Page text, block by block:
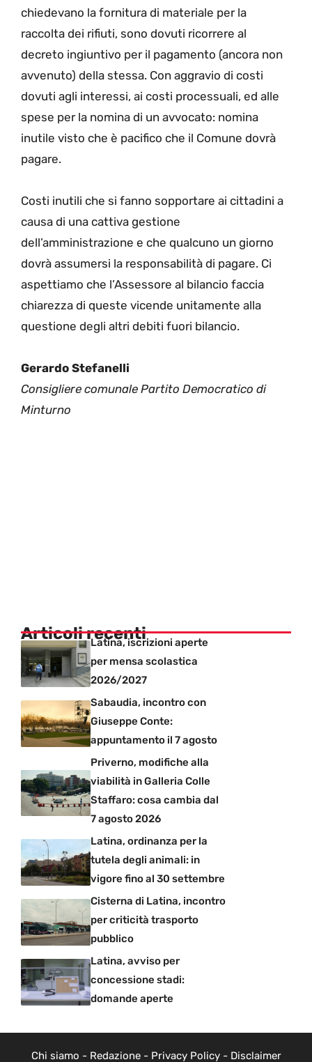
chiedevano la fornitura di materiale per la
raccolta dei rifiuti, sono dovuti ricorrere al
decreto ingiuntivo per il pagamento (ancora non
avvenuto) della stessa. Con aggravio di costi
dovuti agli interessi, ai costi processuali, ed alle
spese per la nomina di un avvocato: nomina
inutile visto che è pacifico che il Comune dovrà
pagare.
Costi inutili che si fanno sopportare ai cittadini a
causa di una cattiva gestione
dell’amministrazione e che qualcuno un giorno
dovrà assumersi la responsabilità di pagare. Ci
aspettiamo che l’Assessore al bilancio faccia
chiarezza di queste vicende unitamente alla
questione degli altri debiti fuori bilancio.
Gerardo Stefanelli
Consigliere comunale Partito Democratico di
Minturno
Articoli recentiLatina, iscrizioni aperte
per mensa scolastica
2026/2027
Sabaudia, incontro con
Giuseppe Conte:
appuntamento il 7 agosto
Priverno, modifiche alla
viabilità in Galleria Colle
Staffaro: cosa cambia dal
7 agosto 2026
Latina, ordinanza per la
tutela degli animali: in
vigore fino al 30 settembre
Cisterna di Latina, incontro
per criticità trasporto
pubblico
Latina, avviso per
concessione stadi:
domande aperte
Chi siamo - Redazione- Privacy Policy- Disclaimer